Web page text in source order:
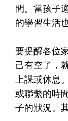
間。當孩子
的學習生活
要提醒各位
己有空了，
上課或休息
或聯繫的時
子的狀況。